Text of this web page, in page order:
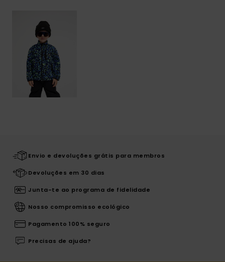
Envio e devoluções grátis para membros
Devoluções em 30 dias
Junta-te ao programa de fidelidade
Nosso compromisso ecológico
Pagamento 100% seguro
Precisas de ajuda?